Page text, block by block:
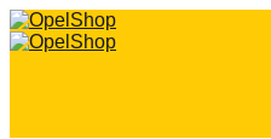
Zum
Inhalt